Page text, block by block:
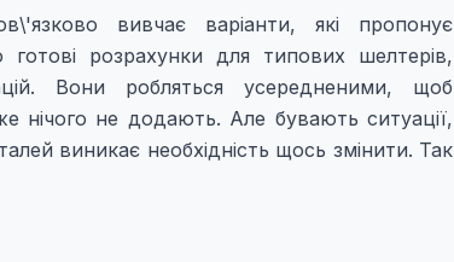
вивчає варіанти, які пропонує
розрахунки для типових шелтерів,
Вони робляться усередненими, щоб
нічого не додають. Але бувають ситуації,
виникає необхідність щось змінити. Так